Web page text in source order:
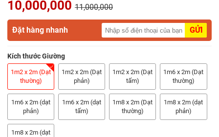
Tivi
Gỗ
Salon
Gỗ
Sofa
Gỗ
Tủ
10,000,000 11,000,000
Đặt hàng nhanh GỬI
Kích thước Giường
1m2 x 2m (Dạt
thường)
1m2 x 2m (Dạt
phản)
1m2 x 2m (Dạt
tấm)
1m6 x 2m (Dạt
thường)
1m6 x 2m (dạt
phản)
1m6 x 2m (dạt
tấm)
1m8 x 2m (Dạt
thường)
1m8 x 2m (dạt
phản)
1m8 x 2m (dạt